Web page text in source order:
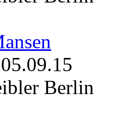
05.09.15
Berlin